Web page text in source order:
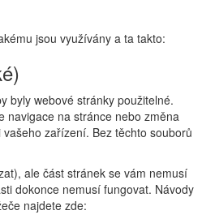
jsou využívány a ta takto:
byly webové stránky použitelné.
navigace na stránce nebo změna
zařízení. Bez těchto souborů
ale část stránek se vám nemusí
dokonce nemusí fungovat. Návody
najdete zde: